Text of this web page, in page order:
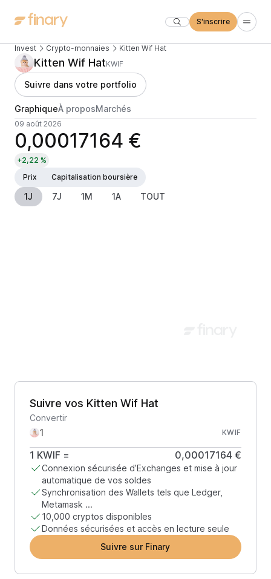
S'inscrire
Invest Crypto-monnaies Kitten Wif Hat
Kitten Wif HatKWIF
Suivre dans votre portfolio
GraphiqueÀ proposMarchés
09 août 2026
0,00017164 €
+2,22 %
Prix
Capitalisation boursière
1J 7J 1M 1A TOUT
Suivre vos Kitten Wif Hat
Convertir
KWIF
1 KWIF = 0,00017164 €
Connexion sécurisée d’Exchanges et mise à jour
automatique de vos soldes
Synchronisation des Wallets tels que Ledger,
Metamask ...
10,000 cryptos disponibles
Données sécurisées et accès en lecture seule
Suivre sur Finary